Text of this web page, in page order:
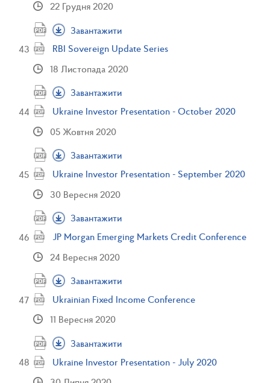
22 Грудня 2020
Завантажити
RBI Sovereign Update Series
18 Листопада 2020
Завантажити
Ukraine Investor Presentation - October 2020
05 Жовтня 2020
Завантажити
Ukraine Investor Presentation - September 2020
30 Вересня 2020
Завантажити
JP Morgan Emerging Markets Credit Conference
24 Вересня 2020
Завантажити
Ukrainian Fixed Income Conference
11 Вересня 2020
Завантажити
Ukraine Investor Presentation - July 2020